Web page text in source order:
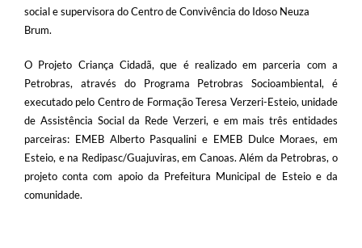
social e supervisora do Centro de Convivência do Idoso Neuza
Brum.
O Projeto Criança Cidadã, que é realizado em parceria com a
Petrobras, através do Programa Petrobras Socioambiental, é
executado pelo Centro de Formação Teresa Verzeri-Esteio, unidade
de Assistência Social da Rede Verzeri, e em mais três entidades
parceiras: EMEB Alberto Pasqualini e EMEB Dulce Moraes, em
Esteio, e na Redipasc/Guajuviras, em Canoas. Além da Petrobras, o
projeto conta com apoio da Prefeitura Municipal de Esteio e da
comunidade.